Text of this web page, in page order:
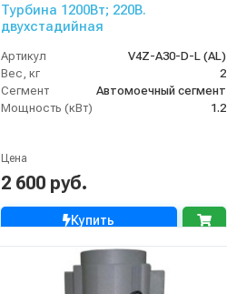
Турбина 1200Вт; 220В.
двухстадийная
Артикул
V4Z-A30-D-L (AL)
Вес, кг
2
Сегмент
Автомоечный сегмент
Мощность (кВт)
1.2
Цена
2 600 руб.
Купить